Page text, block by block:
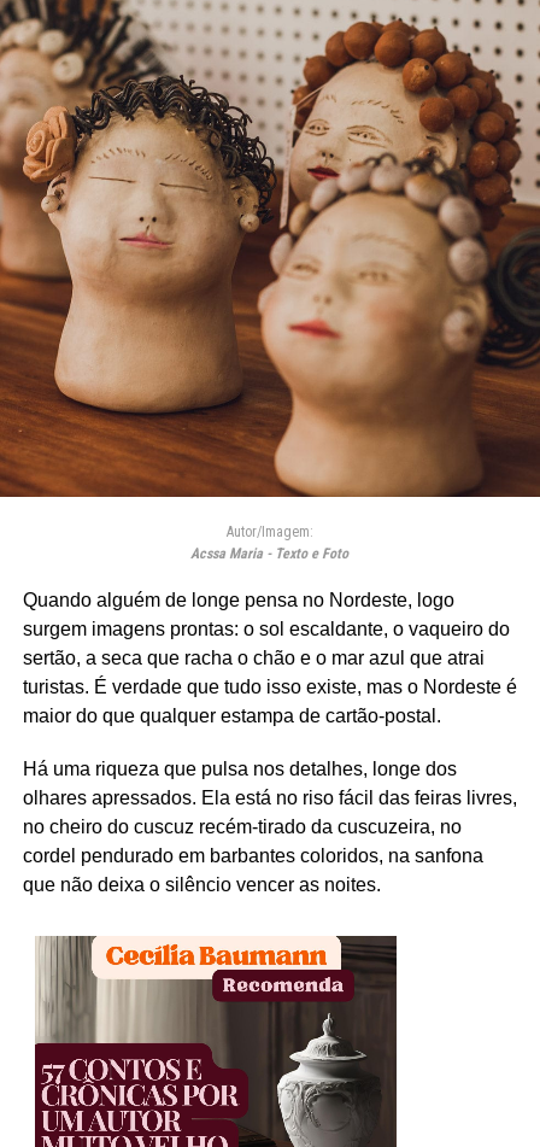
Autor/Imagem:
Acssa Maria - Texto e Foto
Quando alguém de longe pensa no Nordeste, logo
surgem imagens prontas: o sol escaldante, o vaqueiro do
sertão, a seca que racha o chão e o mar azul que atrai
turistas. É verdade que tudo isso existe, mas o Nordeste é
maior do que qualquer estampa de cartão-postal.
Há uma riqueza que pulsa nos detalhes, longe dos
olhares apressados. Ela está no riso fácil das feiras livres,
no cheiro do cuscuz recém-tirado da cuscuzeira, no
cordel pendurado em barbantes coloridos, na sanfona
que não deixa o silêncio vencer as noites.